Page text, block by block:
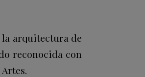
la arquitectura de
reconocida con